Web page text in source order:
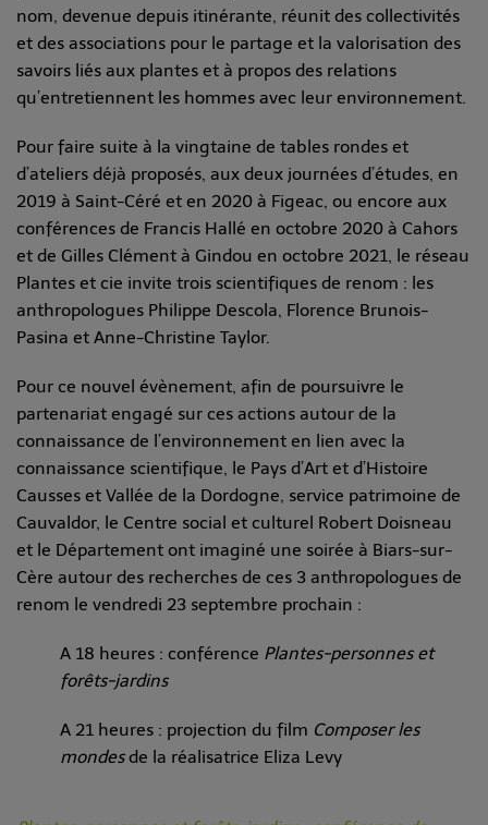
nom, devenue depuis itinérante, réunit des collectivités
et des associations pour le partage et la valorisation des
savoirs liés aux plantes et à propos des relations
qu’entretiennent les hommes avec leur environnement.
Pour faire suite à la vingtaine de tables rondes et
d’ateliers déjà proposés, aux deux journées d’études, en
2019 à Saint-Céré et en 2020 à Figeac, ou encore aux
conférences de Francis Hallé en octobre 2020 à Cahors
et de Gilles Clément à Gindou en octobre 2021, le réseau
Plantes et cie invite trois scientifiques de renom : les
anthropologues Philippe Descola, Florence Brunois-
Pasina et Anne-Christine Taylor.
Pour ce nouvel évènement, afin de poursuivre le
partenariat engagé sur ces actions autour de la
connaissance de l’environnement en lien avec la
connaissance scientifique, le Pays d’Art et d’Histoire
Causses et Vallée de la Dordogne, service patrimoine de
Cauvaldor, le Centre social et culturel Robert Doisneau
et le Département ont imaginé une soirée à Biars-sur-
Cère autour des recherches de ces 3 anthropologues de
renom le vendredi 23 septembre prochain :
A 18 heures : conférence Plantes-personnes et
forêts-jardins
A 21 heures : projection du film Composer les
mondesde la réalisatrice Eliza Levy